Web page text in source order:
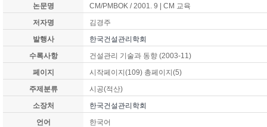
논문명
CM/PMBOK / 2001. 9 | CM 교육
저자명
김경주
발행사
한국건설관리학회
수록사항
건설관리 기술과 동향 (2003-11)
페이지
시작페이지(109) 총페이지(5)
주제분류
시공(적산)
소장처
한국건설관리학회
언어
한국어